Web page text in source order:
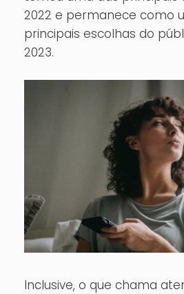
2022 e permanece como
principais escolhas do
2023.
Inclusive, o que chama